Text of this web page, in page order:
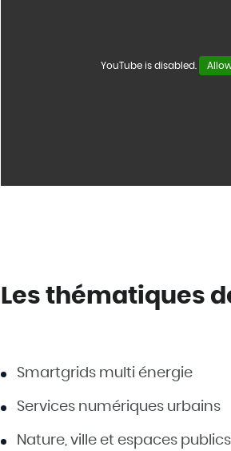
YouTube is disabled.
Les thématiques
Smartgrids multi énergie
Services numériques urbains
Nature, ville et espaces publics